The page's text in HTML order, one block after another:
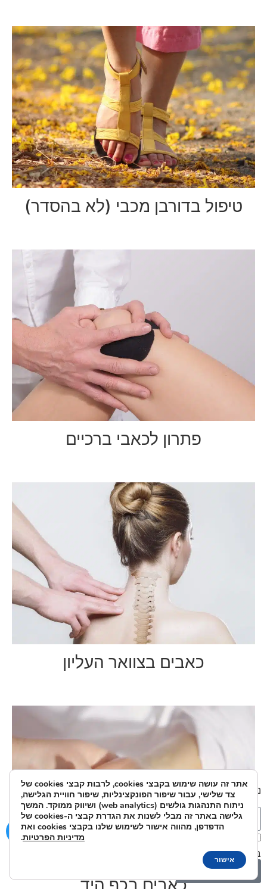
טיפול בדורבן מכבי (לא בהסדר)
פתרון לכאבי ברכיים
כאבים בצוואר העליון
כאבים בכף היד
נשמח לענות על כל שאלה או בקשה:
אני מאשר/ת את מסירת הפרטים מרצוני החופשי והשימוש
בהם כדי ליצור איתי קשר ואת
שלח
אתר זה עושה שימוש בקבצי cookies, לרבות קבצי cookies של
צד שלישי, עבור שיפור הפונקצינליות, שיפור חוויית הגלישה,
ניתוח התנהגות גולשים (web analytics) ושיווק ממוקד. המשך
גלישה באתר זה מבלי לשנות את הגדרת קבצי ה-cookies של
הדפדפן, מהווה אישור לשימוש שלנו בקבצי cookies ואת
מדיניות הפרטיות.
אישור